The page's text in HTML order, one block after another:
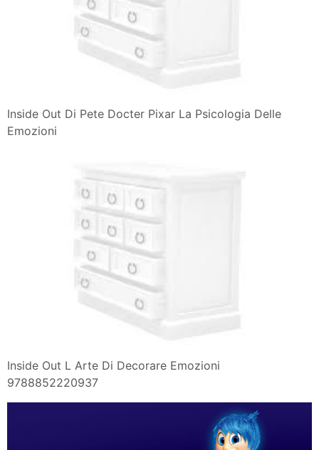
Inside Out Di Pete Docter Pixar La Psicologia Delle
Emozioni
Inside Out L Arte Di Decorare Emozioni
9788852220937